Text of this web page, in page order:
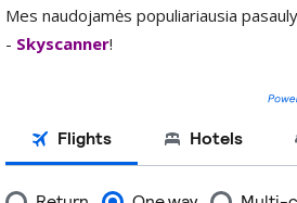
Mes naudojamės populiariausia
- Skyscanner!